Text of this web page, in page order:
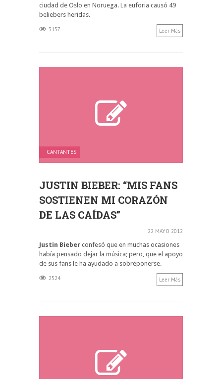
ciudad de Oslo en Noruega. La euforia causó 49
beliebers heridas.
3157 Leer Más
CANTANTES
JUSTIN BIEBER: “MIS FANS
SOSTIENEN MI CORAZÓN
DE LAS CAÍDAS”
22 MAYO 2012
Justin Bieber confesó que en muchas ocasiones
había pensado dejar la música; pero, que el apoyo
de sus fans le ha ayudado a sobreponerse.
2524 Leer Más